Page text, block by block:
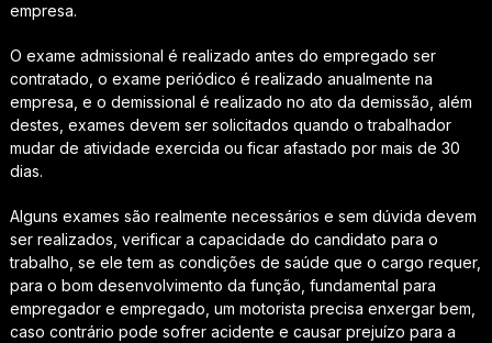
empresa.
O exame admissional é realizado antes do empregado ser
contratado, o exame periódico é realizado anualmente na
empresa, e o demissional é realizado no ato da demissão, além
destes, exames devem ser solicitados quando o trabalhador
mudar de atividade exercida ou ficar afastado por mais de 30
dias.
Alguns exames são realmente necessários e sem dúvida devem
ser realizados, verificar a capacidade do candidato para o
trabalho, se ele tem as condições de saúde que o cargo requer,
para o bom desenvolvimento da função, fundamental para
empregador e empregado, um motorista precisa enxergar bem,
caso contrário pode sofrer acidente e causar prejuízo para a